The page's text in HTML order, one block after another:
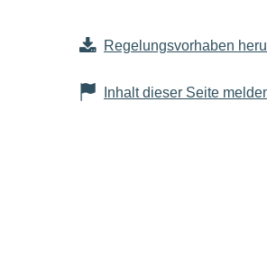
Regelungsvorhaben
Inhalt dieser Seite